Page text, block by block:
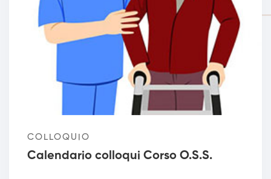
COLLOQUIO
Calendario colloqui Corso O.S.S.